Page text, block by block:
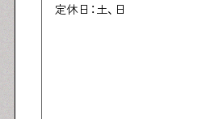
定休日：土、日